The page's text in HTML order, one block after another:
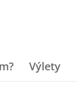
Výlety